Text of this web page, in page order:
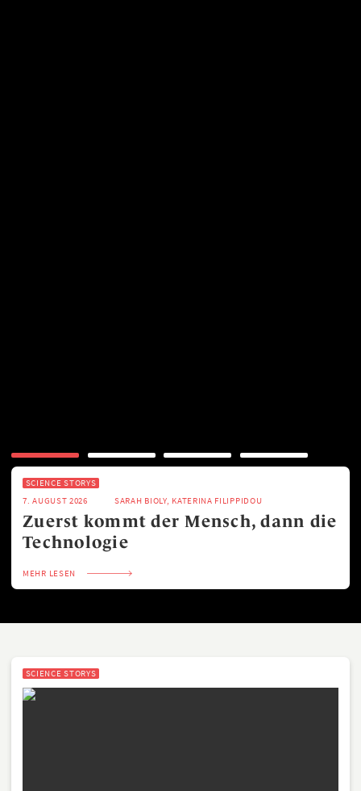
SCIENCE STORYS
7. AUGUST 2026
SARAH BIOLY, KATERINA FILIPPIDOU
Zuerst kommt der Mensch, dann die
Technologie
MEHR LESEN
SCIENCE STORYS